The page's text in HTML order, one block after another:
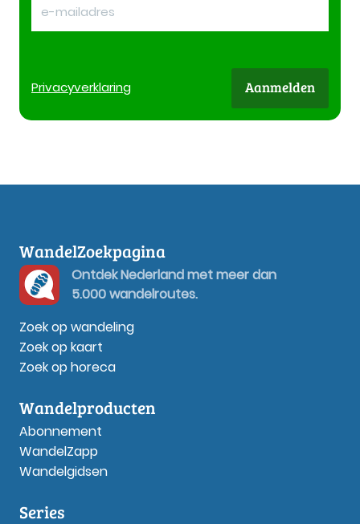
Privacyverklaring Aanmelden
WandelZoekpagina
Ontdek Nederland met meer dan
5.000 wandelroutes.
Zoek op wandeling
Zoek op kaart
Zoek op horeca
Wandelproducten
Abonnement
WandelZapp
Wandelgidsen
Series